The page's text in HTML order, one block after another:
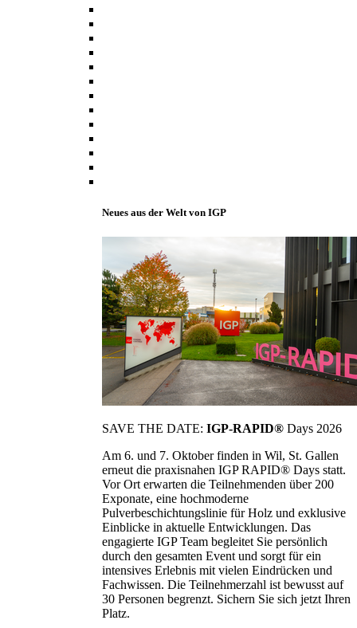
Neues aus der Welt von IGP
SAVE THE DATE: IGP-RAPID® Days 2026
Am 6. und 7. Oktober finden in Wil, St. Gallen
erneut die praxisnahen IGP RAPID® Days statt.
Vor Ort erwarten die Teilnehmenden über 200
Exponate, eine hochmoderne
Pulverbeschichtungslinie für Holz und exklusive
Einblicke in aktuelle Entwicklungen. Das
engagierte IGP Team begleitet Sie persönlich
durch den gesamten Event und sorgt für ein
intensives Erlebnis mit vielen Eindrücken und
Fachwissen. Die Teilnehmerzahl ist bewusst auf
30 Personen begrenzt. Sichern Sie sich jetzt Ihren
Platz.